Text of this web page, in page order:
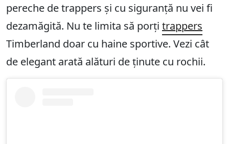
pereche de trappers și cu siguranță nu vei fi
dezamăgită. Nu te limita să porți trappers
Timberland doar cu haine sportive. Vezi cât
de elegant arată alături de ținute cu rochii.